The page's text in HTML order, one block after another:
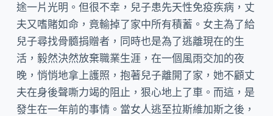
途一片光明。但很不幸，兒子患先天性免疫疾病，丈
夫又嗜賭如命，竟輸掉了家中所有積蓄。女主為了給
兒子尋找骨髓捐贈者，同時也是為了逃離現在的生
活，毅然決然放棄職業生涯，在一個風雨交加的夜
晚，悄悄地拿上護照，抱著兒子離開了家，她不顧丈
夫在身後聲嘶力竭的阻止，狠心地上了車。而這，是
發生在一年前的事情。當女人逃至拉斯維加斯之後，